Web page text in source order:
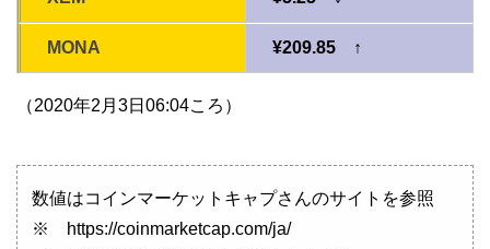
MONA ¥209.85 ↑
（2020年2月3日06:04ころ）
数値はコインマーケットキャプさんのサイトを参照
※ https://coinmarketcap.com/ja/